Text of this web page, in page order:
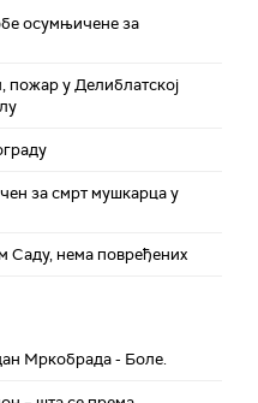
осумњичене за
пожар у Делиблатској
за смрт мушкарца у
Саду, нема повређених
Мркобрада - Боле.